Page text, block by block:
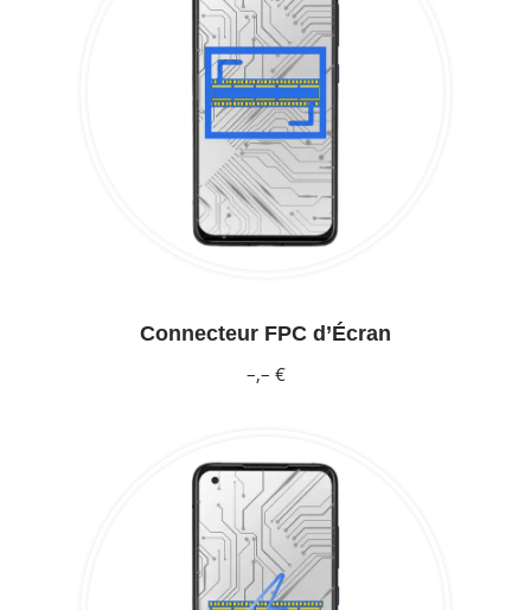
Connecteur FPC d’Écran
–,– €